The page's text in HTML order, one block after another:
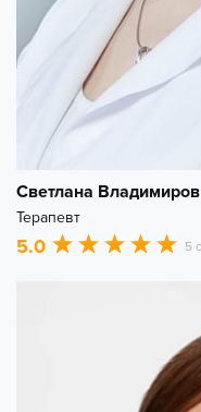
Светлана
Терапевт
5.0 5